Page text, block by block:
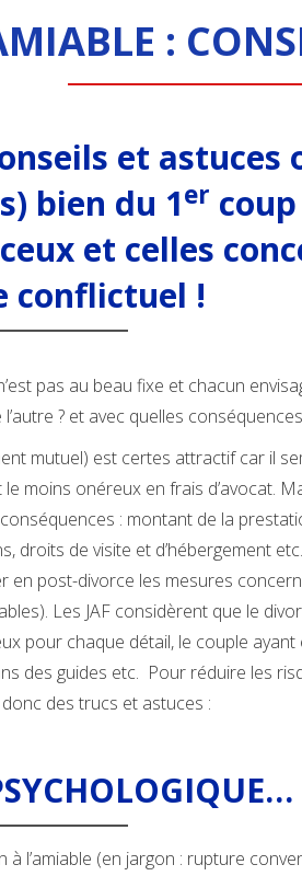
:
et astuces
bien du 1er
et celles
conflictuel !
pas au beau fixe et chacun
? et avec quelles
mutuel) est certes attractif car il
moins onéreux en frais d’avocat.
: montant de la
droits de visite et d’hébergement
en post-divorce les mesures
Les JAF considèrent que le
pour chaque détail, le couple ayant
des guides etc. Pour réduire les
des trucs et astuces :
l’amiable (en jargon : rupture